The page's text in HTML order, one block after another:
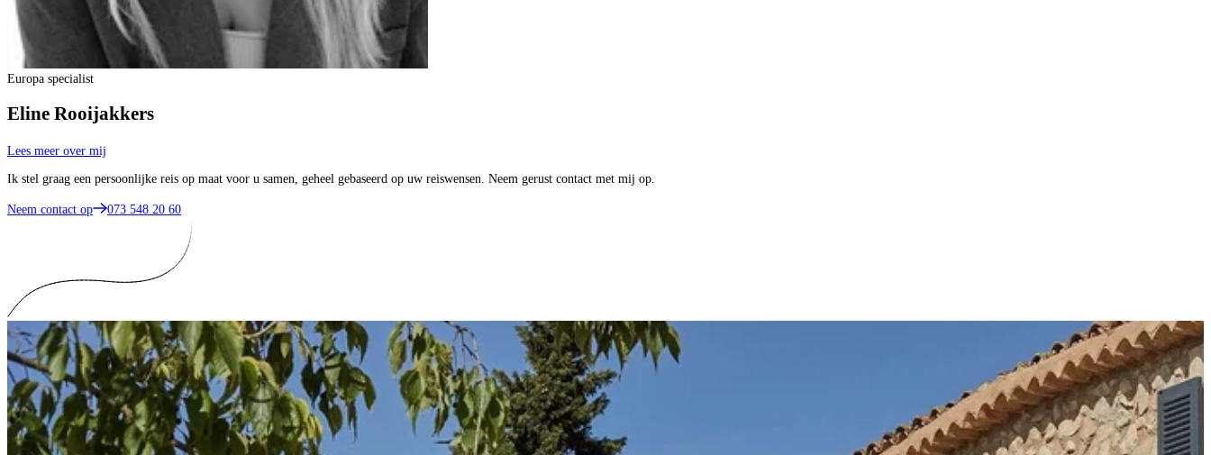
Europa specialist
Eline Rooijakkers
Lees meer over mij
Ik stel graag een persoonlijke reis op maat voor u samen, geheel gebaseerd op uw reiswensen. Neem gerust contact met mij op.
Neem contact op 073 548 20 60